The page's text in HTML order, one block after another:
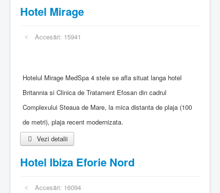
Hotel Mirage
Accesări: 15941
Hotelul Mirage MedSpa 4 stele se afla situat langa hotel
Britannia si Clinica de Tratament Efosan din cadrul
Complexului Steaua de Mare, la mica distanta de plaja (100
de metri), plaja recent modernizata.
Vezi detalii
Hotel Ibiza Eforie Nord
Accesări: 16094